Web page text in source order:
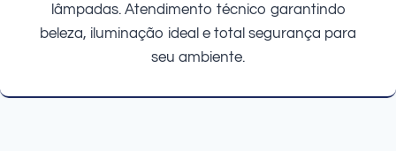
lâmpadas. Atendimento técnico garantindo
beleza, iluminação ideal e total segurança para
seu ambiente.